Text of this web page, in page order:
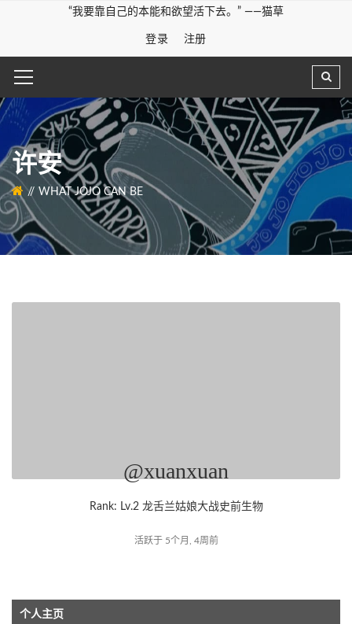
“我要靠自己的本能和欲望活下去。” ——猫草
登录 注册
许安
WHAT JOJO CAN BE
@xuanxuan
Rank: Lv.2 龙舌兰姑娘大战史前生物
活跃于 5个月, 4周前
个人主页